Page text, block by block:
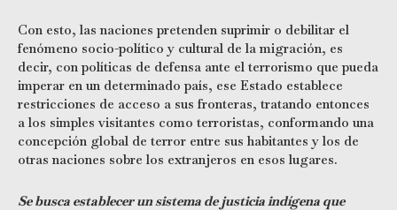
Con esto, las naciones pretenden suprimir o debilitar el
fenómeno socio-político y cultural de la migración, es
decir, con políticas de defensa ante el terrorismo que pueda
imperar en un determinado país, ese Estado establece
restricciones de acceso a sus fronteras, tratando entonces
a los simples visitantes como terroristas, conformando una
concepción global de terror entre sus habitantes y los de
otras naciones sobre los extranjeros en esos lugares.
Se busca establecer un sistema de justicia indígena que